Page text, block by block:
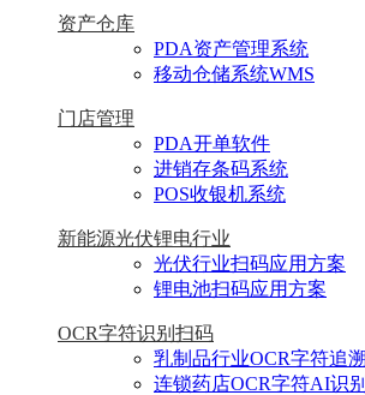
资产仓库
PDA资产管理系统
移动仓储系统WMS
门店管理
PDA开单软件
进销存条码系统
POS收银机系统
新能源光伏锂电行业
光伏行业扫码应用方案
锂电池扫码应用方案
OCR字符识别扫码
乳制品行业OCR字符追
连锁药店OCR字符AI识